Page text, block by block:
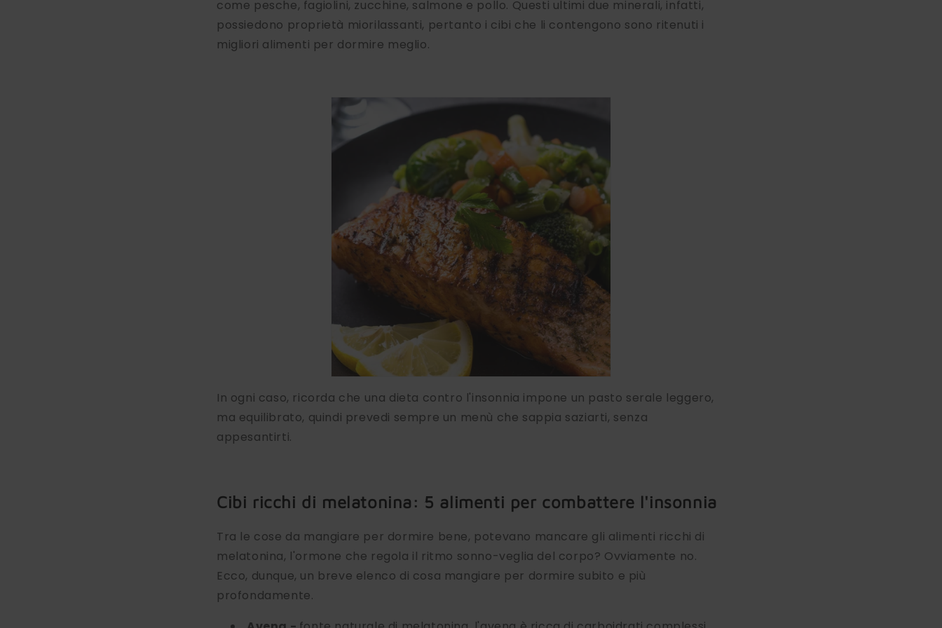
come pesche, fagiolini, zucchine, salmone e pollo. Questi ultimi due minerali, infatti,
possiedono proprietà miorilassanti, pertanto i cibi che li contengono sono ritenuti i
migliori alimenti per dormire meglio.
In ogni caso, ricorda che una dieta contro l'insonnia impone un pasto serale leggero,
ma equilibrato, quindi prevedi sempre un menù che sappia saziarti, senza
appesantirti.
Cibi ricchi di melatonina: 5 alimenti per combattere l'insonnia
Tra le cose da mangiare per dormire bene, potevano mancare gli alimenti ricchi di
melatonina, l'ormone che regola il ritmo sonno-veglia del corpo? Ovviamente no.
Ecco, dunque, un breve elenco di cosa mangiare per dormire subito e più
profondamente.